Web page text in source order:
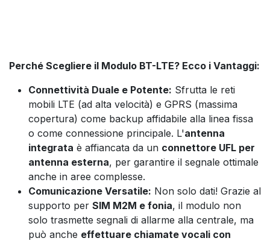
Perché Scegliere il Modulo BT-LTE? Ecco i Vantaggi:
Connettività Duale e Potente: Sfrutta le reti
mobili LTE (ad alta velocità) e GPRS (massima
copertura) come backup affidabile alla linea fissa
o come connessione principale. L'antenna
integrata è affiancata da un connettore UFL per
antenna esterna, per garantire il segnale ottimale
anche in aree complesse.
Comunicazione Versatile: Non solo dati! Grazie al
supporto per SIM M2M e fonia, il modulo non
solo trasmette segnali di allarme alla centrale, ma
può anche effettuare chiamate vocali con